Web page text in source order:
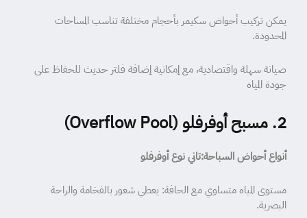
يمكن تركيب أحواض سكيمر بأحجام مختلفة تناسب المساحات
المحدودة.
صيانة سهلة واقتصادية، مع إمكانية إضافة فلتر حديث للحفاظ على
جودة المياه
2. مسبح أوفرفلو (Overflow Pool)
أنواع أحواض السباحة:تاني نوع أوفرفلو
مستوى المياه متساوي مع الحافة: يعطي شعور بالفخامة والراحة
البصرية.